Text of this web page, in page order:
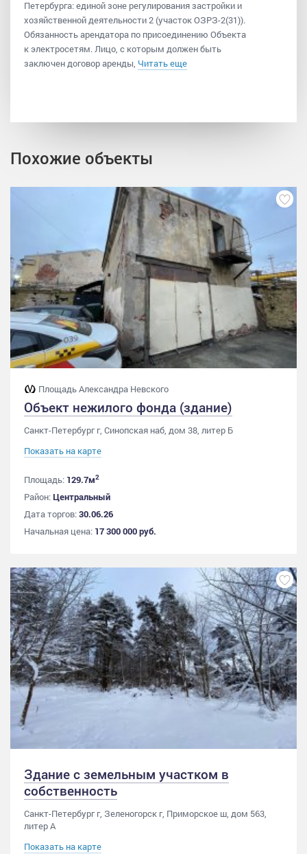
Петербурга: единой зоне регулирования застройки и
хозяйственной деятельности 2 (участок ОЗРЗ-2(31)).
Обязанность арендатора по присоединению Объекта
к электросетям. Лицо, с которым должен быть
заключен договор аренды, Читать еще
Похожие объекты
Площадь Александра Невского
Объект нежилого фонда (здание)
Санкт-Петербург г, Синопская наб, дом 38, литер Б
Показать на карте
Площадь: 129.7м2
Район: Центральный
Дата торгов:30.06.26
Начальная цена: 17 300 000 руб.
Здание с земельным участком в
собственность
Санкт-Петербург г, Зеленогорск г, Приморское ш, дом 563,
литер А
Показать на карте